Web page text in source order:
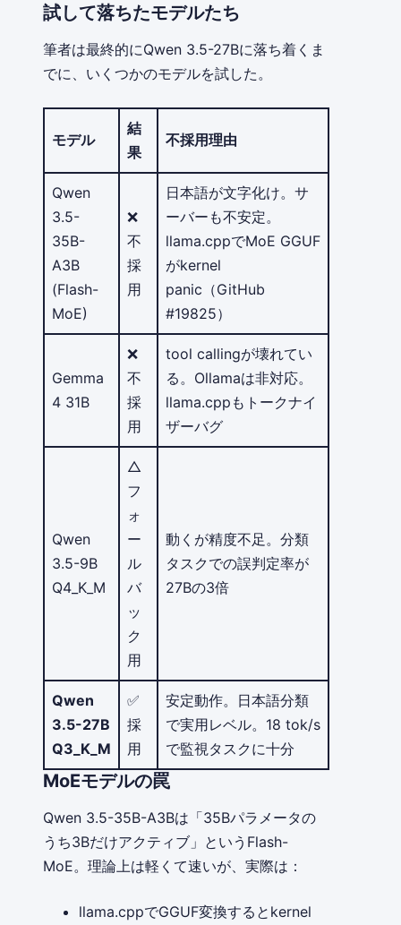
試して落ちたモデルたち
筆者は最終的にQwen 3.5-27Bに落ち着くま
でに、いくつかのモデルを試した。
モデル
結
果
不採用理由
Qwen
3.5-
35B-
A3B
(Flash-
MoE)
❌
不
採
用
日本語が文字化け。サ
ーバーも不安定。
llama.cppでMoE GGUF
がkernel
panic（GitHub
#19825）
Gemma
4 31B
❌
不
採
用
tool callingが壊れてい
る。Ollamaは非対応。
llama.cppもトークナイ
ザーバグ
Qwen
3.5-9B
Q4_K_M
△
フ
ォ
ー
ル
バ
ッ
ク
用
動くが精度不足。分類
タスクでの誤判定率が
27Bの3倍
Qwen
3.5-27B
Q3_K_M
✅
採
用
安定動作。日本語分類
で実用レベル。18 tok/s
で監視タスクに十分
MoEモデルの罠
Qwen 3.5-35B-A3Bは「35Bパラメータの
うち3Bだけアクティブ」というFlash-
MoE。理論上は軽くて速いが、実際は：
llama.cppでGGUF変換するとkernel